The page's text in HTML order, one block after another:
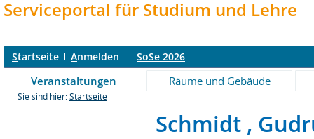
Serviceportal für Studium und Lehre
Startseite Anmelden SoSe 2026
Veranstaltungen Räume und Gebäude
Sie sind hier: Startseite
Schmidt ,